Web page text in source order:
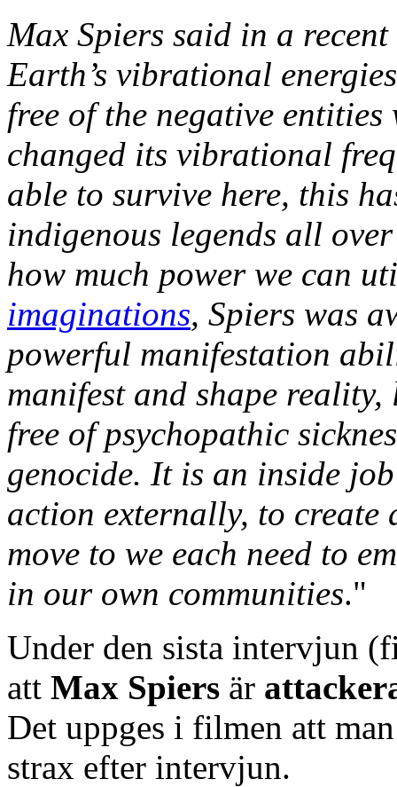
Max Spiers said in a
Earth’s vibrational
free of the negative
changed its vibrational
able to survive here, this
indigenous legends all
how much power we can
imaginations, Spiers was
powerful manifestation
manifest and shape
free of psychopathic
genocide. It is an inside
action externally, to
move to we each need to
in our own communities."
Under den sista intervjun
att Max Spiers är
Det uppges i filmen att
strax efter intervjun.